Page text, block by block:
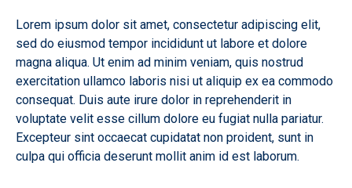
Lorem ipsum dolor sit amet, consectetur adipiscing elit,
sed do eiusmod tempor incididunt ut labore et dolore
magna aliqua. Ut enim ad minim veniam, quis nostrud
exercitation ullamco laboris nisi ut aliquip ex ea commodo
consequat. Duis aute irure dolor in reprehenderit in
voluptate velit esse cillum dolore eu fugiat nulla pariatur.
Excepteur sint occaecat cupidatat non proident, sunt in
culpa qui officia deserunt mollit anim id est laborum.